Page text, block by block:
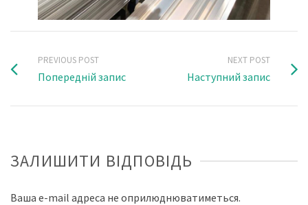
PREVIOUS POST
Попередній запис
NEXT POST
Наступний запис
ЗАЛИШИТИ ВІДПОВІДЬ
Ваша e-mail адреса не оприлюднюватиметься.